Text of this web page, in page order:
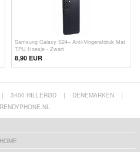
Samsung Galaxy S24+ Anti-Vingerafdruk Mat
TPU Hoesje - Zwart
8,90 EUR
| 3400 HILLERØD | DENEMARKEN
|
HOME